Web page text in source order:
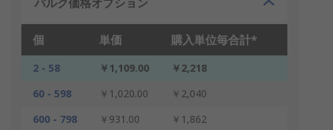
個 単価 購入単位毎合計*
2 - 58 ￥1,109.00
￥2,218
60 - 598
￥1,020.00
￥2,040
600 - 798
￥931.00
￥1,862